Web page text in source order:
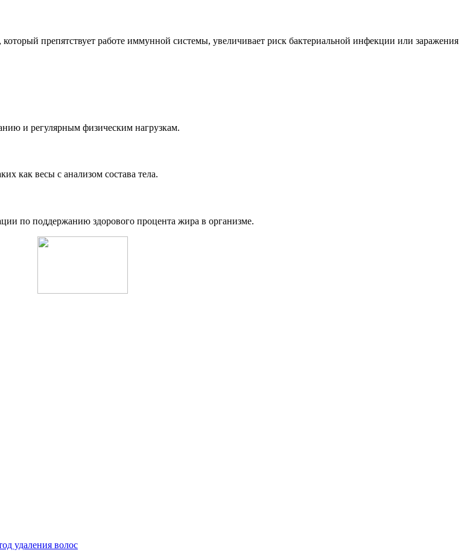
препятствует работе иммунной системы, увеличивает риск бактериальной инфекции или заражения
и регулярным физическим нагрузкам.
как весы с анализом состава тела.
по поддержанию здорового процента жира в организме.
удаления волос